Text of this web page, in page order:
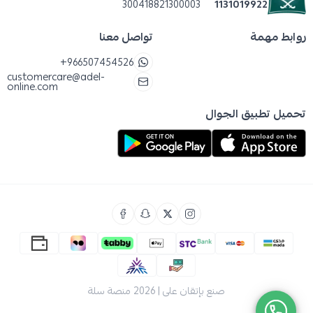
الوزن:
العلامة:نيورالاك حليب أطفال
الرمز:6281007034159
12 شهرًا.
هل يمكن أن يكون جزءًا من مرحلة إدخال الطعام
الصلب؟
1131019922
300418821300003
روابط مهمة تواصل معنا
+966507454526
customercare@adel-
online.com
تحميل تطبيق الجوال
صنع بإتقان على | 2026 منصة سلة